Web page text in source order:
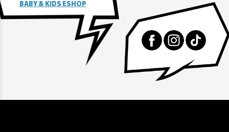
BABY & KIDS ESHOP